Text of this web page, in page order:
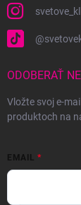
ODOBERAŤ
Vložte svoj e-
produktoch na
EMAIL